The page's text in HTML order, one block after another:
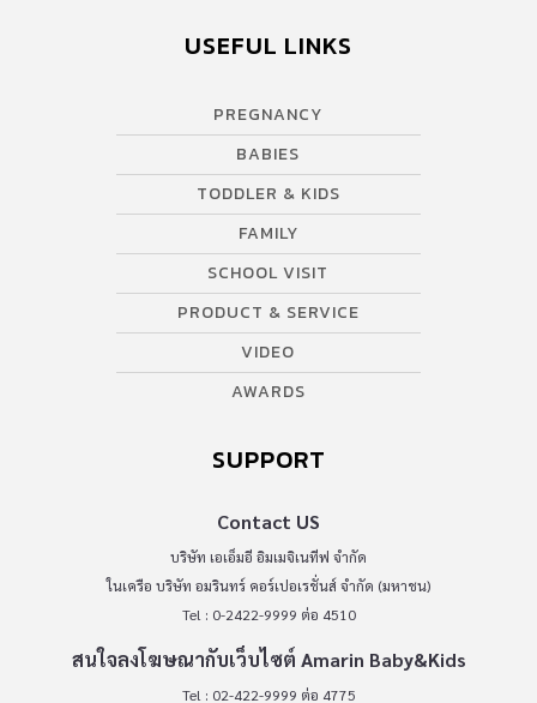
USEFUL LINKS
PREGNANCY
BABIES
TODDLER & KIDS
FAMILY
SCHOOL VISIT
PRODUCT & SERVICE
VIDEO
AWARDS
SUPPORT
Contact US
บริษัท เอเอ็มอี อิมเมจิเนทีฟ จำกัด
ในเครือ บริษัท อมรินทร์ คอร์เปอเรชั่นส์ จำกัด (มหาชน)
Tel : 0-2422-9999 ต่อ 4510
สนใจลงโฆษณากับเว็บไซต์ Amarin Baby&Kids
Tel : 02-422-9999 ต่อ 4775